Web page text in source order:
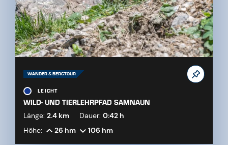
WANDER & BERGTOUR
LEICHT
WILD- UND TIERLEHRPFAD SAMNAUN
Länge: 2.4 km Dauer: 0:42 h
Höhe:
26 hm 106 hm